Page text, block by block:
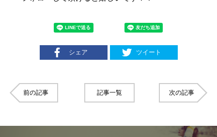
シェア ツイート
前の記事 記事一覧 次の記事